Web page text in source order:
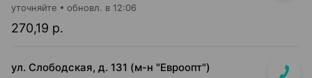
270,19 р.
уточняйте обновл. в 12:06
ул. Слободская, д. 131 (м-н "Евроопт")